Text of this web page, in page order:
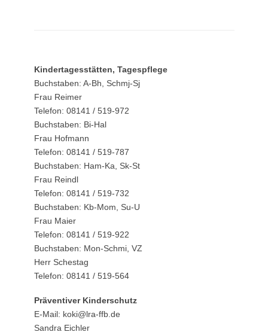
Kindertagesstätten, Tagespflege
Buchstaben: A-Bh, Schmj-Sj
Frau Reimer
Telefon: 08141 / 519-972
Buchstaben: Bi-Hal
Frau Hofmann
Telefon: 08141 / 519-787
Buchstaben: Ham-Ka, Sk-St
Frau Reindl
Telefon: 08141 / 519-732
Buchstaben: Kb-Mom, Su-U
Frau Maier
Telefon: 08141 / 519-922
Buchstaben: Mon-Schmi, VZ
Herr Schestag
Telefon: 08141 / 519-564
Präventiver Kinderschutz
E-Mail: koki@lra-ffb.de
Sandra Eichler